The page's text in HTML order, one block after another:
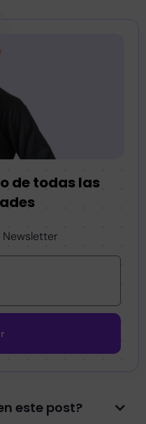
de todas las
este post?